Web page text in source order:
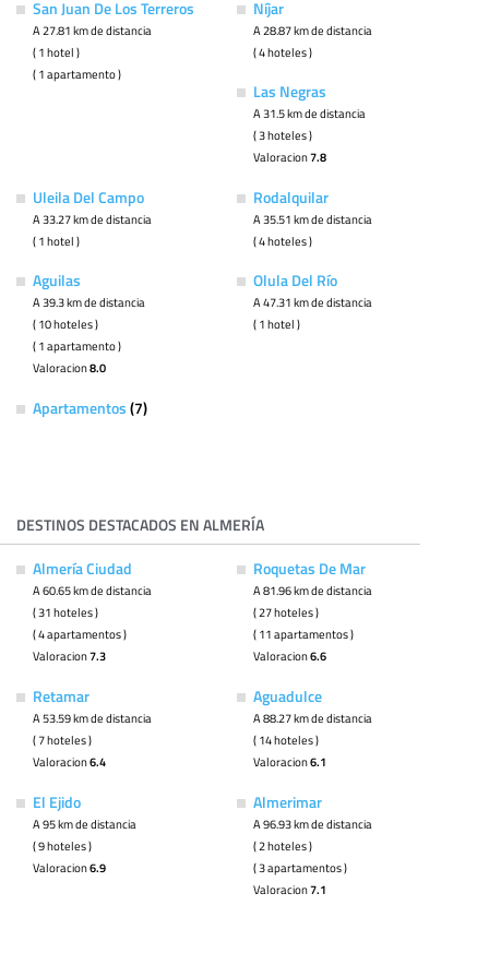
San Juan De Los Terreros
A 27.81 km de distancia
( 1 hotel )
( 1 apartamento )
Níjar
A 28.87 km de distancia
( 4 hoteles )
Las Negras
A 31.5 km de distancia
( 3 hoteles )
Valoracion7.8
Uleila Del Campo
A 33.27 km de distancia
( 1 hotel )
Rodalquilar
A 35.51 km de distancia
( 4 hoteles )
Aguilas
A 39.3 km de distancia
( 10 hoteles )
( 1 apartamento )
Valoracion8.0
Olula Del Río
A 47.31 km de distancia
( 1 hotel )
Apartamentos (7)
DESTINOS DESTACADOS EN ALMERÍA
Almería Ciudad
A 60.65 km de distancia
( 31 hoteles )
( 4 apartamentos )
Valoracion7.3
Roquetas De Mar
A 81.96 km de distancia
( 27 hoteles )
( 11 apartamentos )
Valoracion6.6
Retamar
A 53.59 km de distancia
( 7 hoteles )
Valoracion6.4
Aguadulce
A 88.27 km de distancia
( 14 hoteles )
Valoracion6.1
El Ejido
A 95 km de distancia
( 9 hoteles )
Valoracion6.9
Almerimar
A 96.93 km de distancia
( 2 hoteles )
( 3 apartamentos )
Valoracion7.1